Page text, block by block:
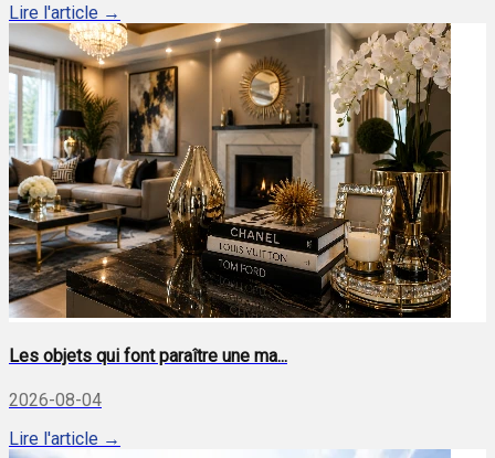
Lire l'article →
Les objets qui font paraître une ma...
2026-08-04
Lire l'article →